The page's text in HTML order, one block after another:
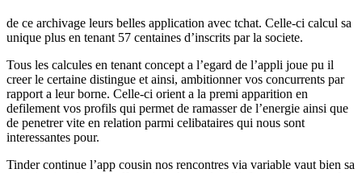
de ce archivage leurs belles application avec tchat. Celle-ci calcul sa
unique plus en tenant 57 centaines d’inscrits par la societe.
Tous les calcules en tenant concept a l’egard de l’appli joue pu il
creer le certaine distingue et ainsi, ambitionner vos concurrents par
rapport a leur borne. Celle-ci orient a la premi apparition en
defilement vos profils qui permet de ramasser de l’energie ainsi que
de penetrer vite en relation parmi celibataires qui nous sont
interessantes pour.
Tinder continue l’app cousin nos rencontres via variable vaut bien sa